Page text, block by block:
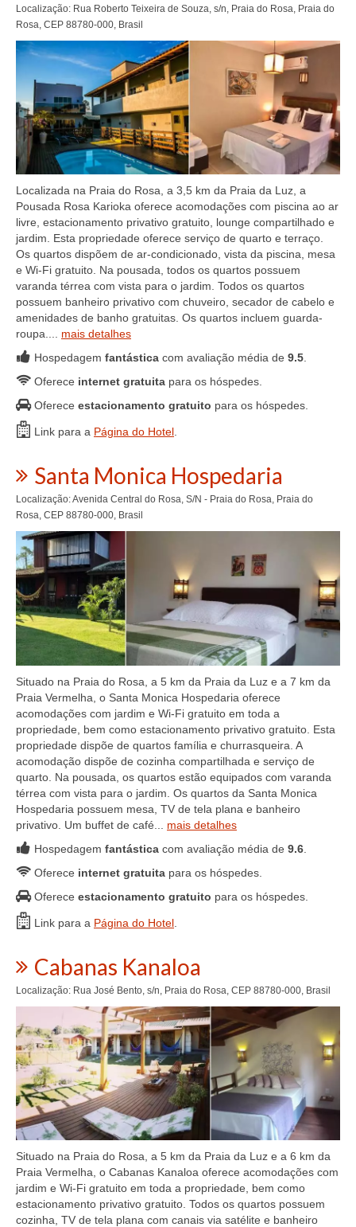
Localização: Rua Roberto Teixeira de Souza, s/n, Praia do Rosa, Praia do
Rosa, CEP 88780-000, Brasil
Localizada na Praia do Rosa, a 3,5 km da Praia da Luz, a
Pousada Rosa Karioka oferece acomodações com piscina ao ar
livre, estacionamento privativo gratuito, lounge compartilhado e
jardim. Esta propriedade oferece serviço de quarto e terraço.
Os quartos dispõem de ar-condicionado, vista da piscina, mesa
e Wi-Fi gratuito. Na pousada, todos os quartos possuem
varanda térrea com vista para o jardim. Todos os quartos
possuem banheiro privativo com chuveiro, secador de cabelo e
amenidades de banho gratuitas. Os quartos incluem guarda-
roupa.... mais detalhes
Hospedagem fantástica com avaliação média de 9.5.
Oferece internet gratuita para os hóspedes.
Oferece estacionamento gratuito para os hóspedes.
Link para a Página do Hotel.
Santa Monica Hospedaria
Localização: Avenida Central do Rosa, S/N - Praia do Rosa, Praia do
Rosa, CEP 88780-000, Brasil
Situado na Praia do Rosa, a 5 km da Praia da Luz e a 7 km da
Praia Vermelha, o Santa Monica Hospedaria oferece
acomodações com jardim e Wi-Fi gratuito em toda a
propriedade, bem como estacionamento privativo gratuito. Esta
propriedade dispõe de quartos família e churrasqueira. A
acomodação dispõe de cozinha compartilhada e serviço de
quarto. Na pousada, os quartos estão equipados com varanda
térrea com vista para o jardim. Os quartos da Santa Monica
Hospedaria possuem mesa, TV de tela plana e banheiro
privativo. Um buffet de café... mais detalhes
Hospedagem fantástica com avaliação média de 9.6
Oferece internet gratuita para os hóspedes.
Oferece estacionamento gratuito para os hóspedes.
Link para a Página do Hotel
Cabanas Kanaloa
Localização: Rua José Bento, s/n, Praia do Rosa, CEP 88780-000, Brasil
Situado na Praia do Rosa, a 5 km da Praia da Luz e a 6 km da
Praia Vermelha, o Cabanas Kanaloa oferece acomodações com
jardim e Wi-Fi gratuito em toda a propriedade, bem como
estacionamento privativo gratuito. Todos os quartos possuem
cozinha, TV de tela plana com canais via satélite e banheiro